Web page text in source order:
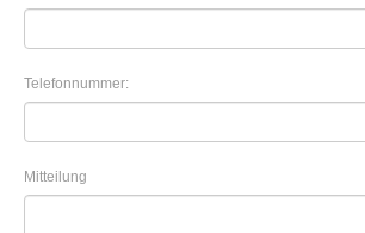
Telefonnummer:
Mitteilung